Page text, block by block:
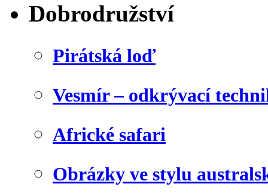
Dobrodružství
Pirátská loď
Vesmír – odkrývací
Africké safari
Obrázky ve stylu